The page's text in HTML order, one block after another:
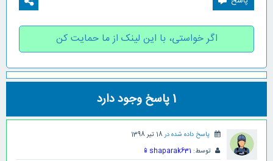
اگر خواستی، با این لینک از ما حمایت کن
1پاسخ وجود دارد
پاسخ داده شده در18 تیر 1398
توسط: shaparak631
📱